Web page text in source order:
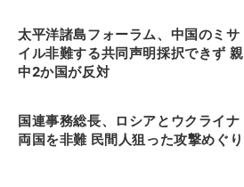
太平洋諸島フォーラム、中国のミサ
イル非難する共同声明採択できず 親
中2か国が反対
国連事務総長、ロシアとウクライナ
両国を非難 民間人狙った攻撃めぐり